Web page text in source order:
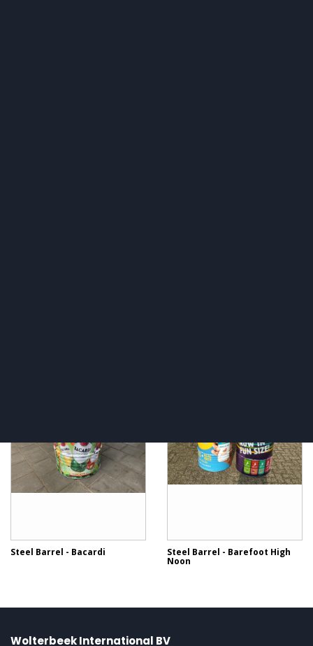
Steel Barrel - Bacardi Steel Barrel - Barefoot High
Noon
Wolterbeek International BV